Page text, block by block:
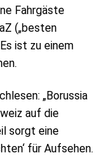
Fahrgäste
(„besten
ist zu einem
„Borussia
auf die
sorgt eine
für Aufsehen.